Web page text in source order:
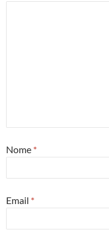
Nome *
Email *